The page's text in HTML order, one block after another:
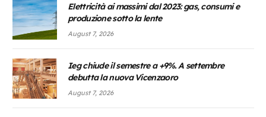
Elettricità ai massimi dal 2023: gas, consumi e
produzione sotto la lente
August 7, 2026
Ieg chiude il semestre a +9%. A settembre
debutta la nuova Vicenzaoro
August 7, 2026